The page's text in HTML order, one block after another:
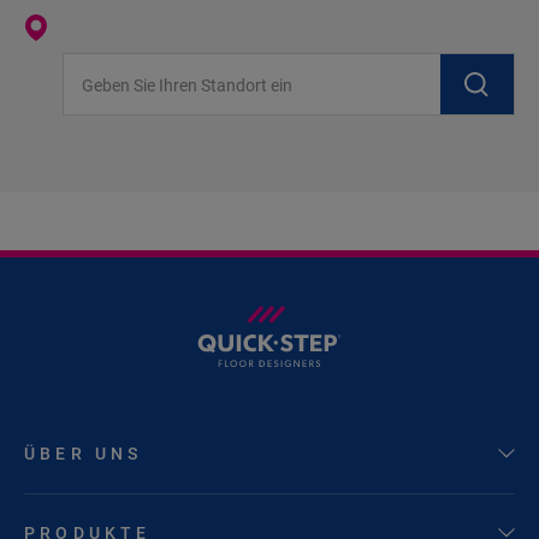
ÜBER UNS
PRODUKTE